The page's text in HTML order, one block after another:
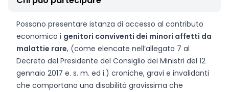
Possono presentare istanza di accesso al contributo
economico i genitori conviventi dei minori affetti da
malattie rare, (come elencate nell’allegato 7 al
Decreto del Presidente del Consiglio dei Ministri del 12
gennaio 2017 e. s. m. ed i.) croniche, gravi e invalidanti
che comportano una disabilità gravissima che